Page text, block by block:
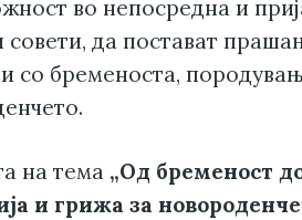
во непосредна и
совети, да постават
со бременоста,
на тема „Од бременост
и грижа за